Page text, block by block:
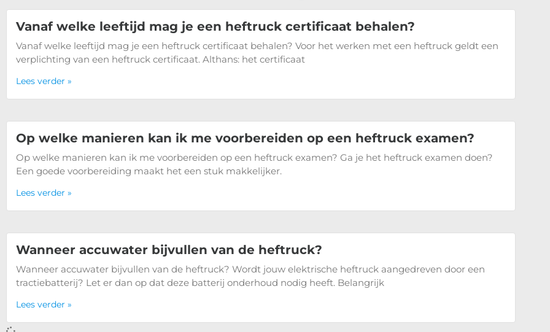
Vanaf welke leeftijd mag je een heftruck certificaat behalen?
Vanaf welke leeftijd mag je een heftruck certificaat behalen? Voor het werken met een heftruck geldt een
verplichting van een heftruck certificaat. Althans: het certificaat
Lees verder »
Op welke manieren kan ik me voorbereiden op een heftruck examen?
Op welke manieren kan ik me voorbereiden op een heftruck examen? Ga je het heftruck examen doen?
Een goede voorbereiding maakt het een stuk makkelijker.
Lees verder »
Wanneer accuwater bijvullen van de heftruck?
Wanneer accuwater bijvullen van de heftruck? Wordt jouw elektrische heftruck aangedreven door een
tractiebatterij? Let er dan op dat deze batterij onderhoud nodig heeft. Belangrijk
Lees verder »